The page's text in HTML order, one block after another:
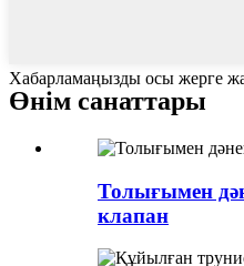
Хабарламаңызды осы жерге
Өнім санаттары
Толығымен
клапан